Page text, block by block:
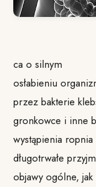
ca o silnym
osłabieniu
przez bakterie
gronkowce i inne
wystąpienia
długotrwałe
objawy ogólne,